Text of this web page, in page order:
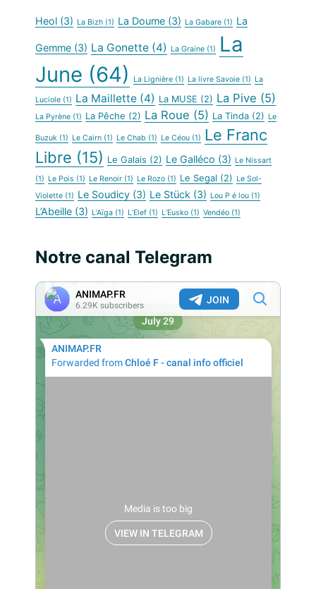
Heol (3) La Bizh (1) La Doume (3) La Gabare (1) La
Gemme (3) La Gonette (4) La Graine (1)
La
June (64) La Lignière (1) La livre Savoie (1) La
Luciole (1) La Maillette (4) La MUSE (2) La Pive (5)
La Pyrène (1) La Pêche (2) La Roue (5) La Tinda (2) Le
Buzuk (1) Le Cairn (1) Le Chab (1) Le Céou (1)
Le Franc
Libre (15) Le Galais (2) Le Galléco (3) Le Nissart
(1) Le Pois (1) Le Renoir (1) Le Rozo (1) Le Segal (2) Le Sol-
Violette (1) Le Soudicy (3) Le Stück (3) Lou P é lou (1)
L’Abeille (3) L’Aïga (1) L’Elef (1) L’Eusko (1) Vendéo (1)
Notre canal Telegram